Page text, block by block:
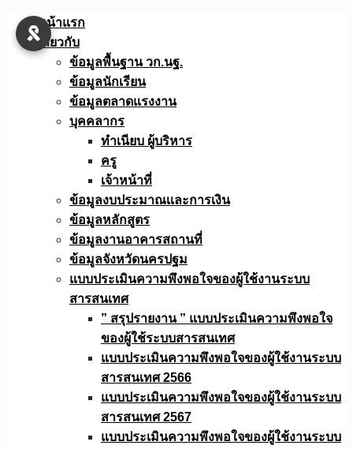
Skip
หน้าแรก
เกี่ยวกับ
ข้อมูลพื้นฐาน วก.นฐ.
ข้อมูลนักเรียน
ข้อมูลตลาดแรงงาน
บุคคลากร
ทำเนียบ ผู้บริหาร
ครู
เจ้าหน้าที่
ข้อมูลงบประมาณเเละการเงิน
ข้อมูลหลักสูตร
ข้อมูลงานอาคารสถานที่
ข้อมูลจังหวัดนครปฐม
แบบประเมินความพึงพอใจของผู้ใช้งานระบบ
สารสนเทศ
” สรุปรายงาน ” แบบประเมินความพึงพอใจ
ของผู้ใช้ระบบสารสนเทศ
แบบประเมินความพึงพอใจของผู้ใช้งานระบบ
สารสนเทศ 2566
แบบประเมินความพึงพอใจของผู้ใช้งานระบบ
สารสนเทศ 2567
แบบประเมินความพึงพอใจของผู้ใช้งานระบบ